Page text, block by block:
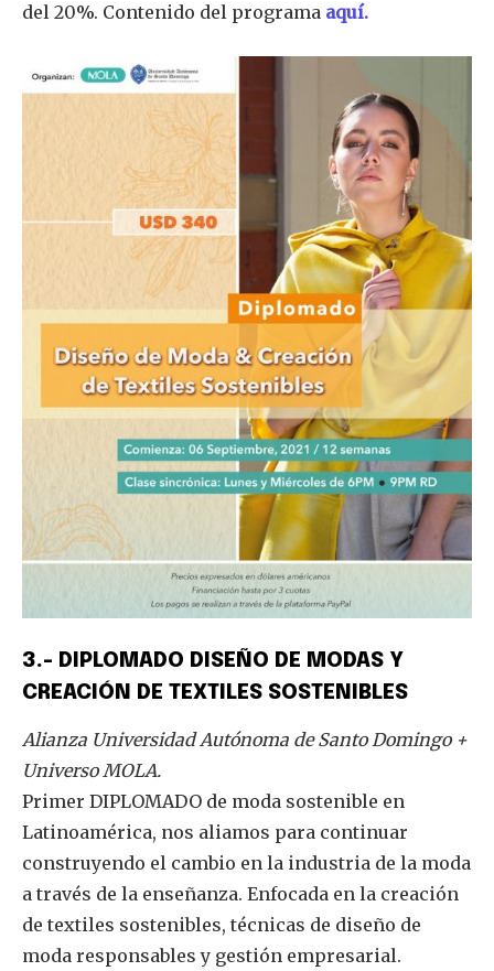
SUSCRIPTORES y sea parte de la
conversación.
Para suscribirse, simplemente ingrese su dirección de correo
electrónico en nuestro sitio web o haga clic en el botón de
suscripción a continuación. No se preocupe, respetamos su
privacidad y no enviaremos spam a su bandeja de entrada.
Su información está segura con nosotros.
Share Tweet
del 20%. Contenido del programa aquí.
3.- DIPLOMADO DISEÑO DE MODAS Y
CREACIÓN DE TEXTILES SOSTENIBLES
Alianza Universidad Autónoma de Santo Domingo +
Universo MOLA.
Primer DIPLOMADO de moda sostenible en
Latinoamérica, nos aliamos para continuar
construyendo el cambio en la industria de la moda
a través de la enseñanza. Enfocada en la creación
de textiles sostenibles, técnicas de diseño de
moda responsables y gestión empresarial.